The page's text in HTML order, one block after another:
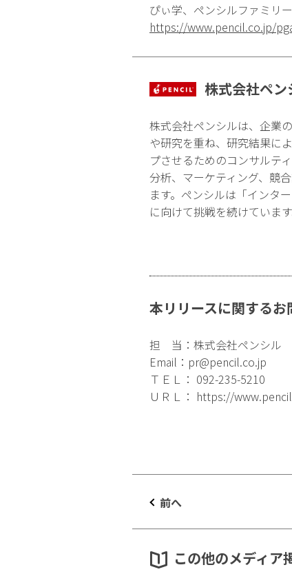
ぴぃ学、ペンシルファミリ
https://www.pencil.co.jp/
株式会社ペン
株式会社ペンシルは、企業
や研究を重ね、研究結果に
プさせるためのコンサルテ
分析、マーケティング、競
ます。ペンシルは「インタ
に向けて挑戦を続けています
本リリースに関するお
担 当：株式会社ペンシル
Email： pr@pencil.co.jp
ＴＥＬ： 092-235-5210
ＵＲＬ： https://
前へ
この他のメディア